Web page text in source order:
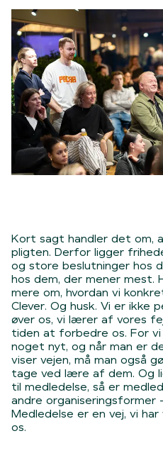
Kort sagt handler det om,
pligten. Derfor ligger
og store beslutninger hos
hos dem, der mener mest.
mere om, hvordan vi
Clever. Og husk. Vi er ikke
øver os, vi lærer af vores
tiden at forbedre os. For
noget nyt, og når man er
viser vejen, må man også
tage ved lære af dem. Og
til medledelse, så er
andre organiseringsformer
Medledelse er en vej, vi
os.